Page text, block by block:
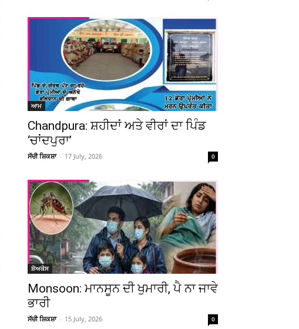
ਆਮ
Chandpura: ਸ਼ਹੀਦਾਂ ਅਤੇ ਵੀਰਾਂ ਦਾ ਪਿੰਡ
‘ਚਾਂਦਪੁਰਾ’
ਸੱਚੀ ਸ਼ਿਕਸ਼ਾ - 17 July, 2026 0
ਸ਼ੋਅਕੇਸ
Monsoon: ਮਾਨਸੂਨ ਦੀ ਖੁਮਾਰੀ, ਪੈ ਨਾ ਜਾਵੇ
ਭਾਰੀ
ਸੱਚੀ ਸ਼ਿਕਸ਼ਾ - 15 July, 2026 0